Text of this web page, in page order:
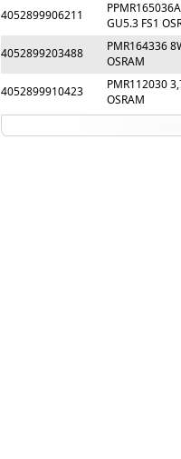
4052899906211
GU5.3 FS1
4052899203488
PMR164336
OSRAM
4052899910423
PMR112030
OSRAM